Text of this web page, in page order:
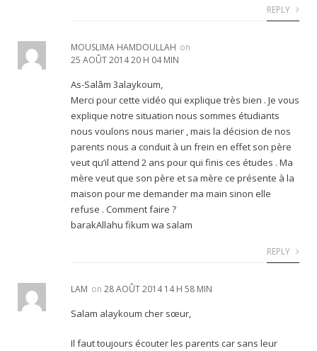
REPLY
MOUSLIMA HAMDOULLAH on
25 AOÛT 2014 20 H 04 MIN
As-Salâm 3alaykoum,
Merci pour cette vidéo qui explique très bien . Je vous
explique notre situation nous sommes étudiants
nous voulons nous marier , mais la décision de nos
parents nous a conduit à un frein en effet son père
veut qu’il attend 2 ans pour qui finis ces études . Ma
mère veut que son père et sa mère ce présente à la
maison pour me demander ma main sinon elle
refuse . Comment faire ?
barakAllahu fikum wa salam
REPLY
LAM on 28 AOÛT 2014 14 H 58 MIN
Salam alaykoum cher sœur,
Il faut toujours écouter les parents car sans leur